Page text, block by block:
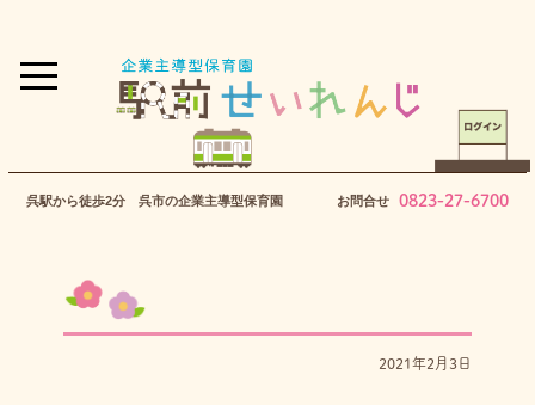
呉駅から徒歩2分 呉市の企業主導型保育園 お問合せ 0823-27-6700
2021年2月3日